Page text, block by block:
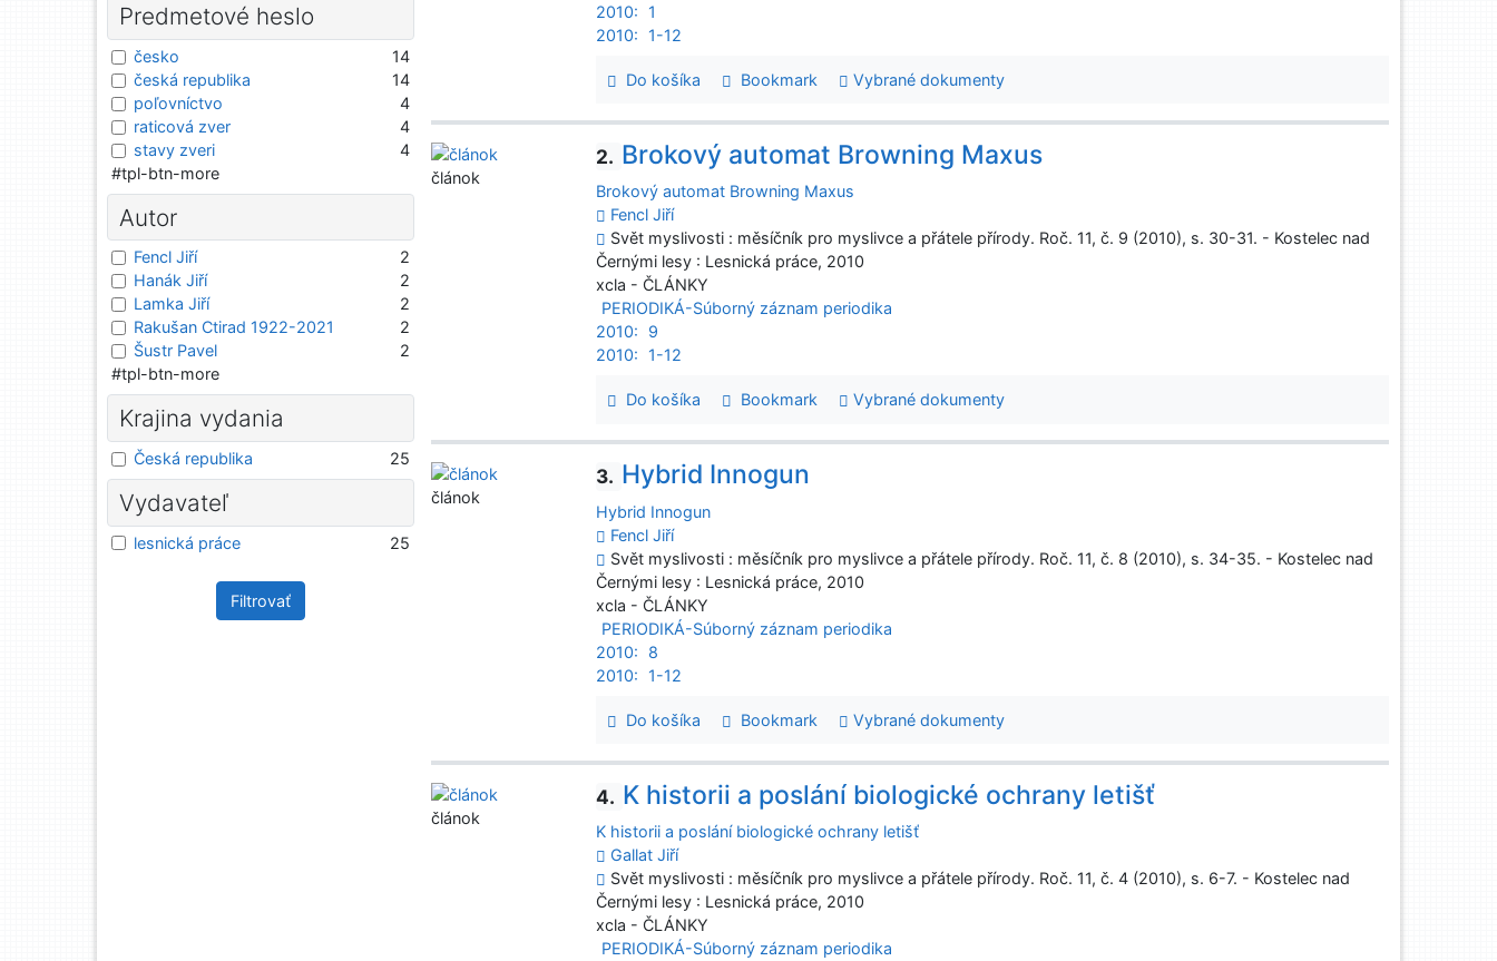
2010:
1
2010:
1-12
Do košíka Bookmark Vybrané dokumenty
2. Brokový automat Browning Maxus
Brokový automat Browning Maxus
Fencl Jiří
Svět myslivosti : měsíčník pro myslivce a přátele přírody. Roč. 11, č. 9 (2010), s. 30-31. - Kostelec nad
Černými lesy : Lesnická práce, 2010
xcla - ČLÁNKY
PERIODIKÁ-Súborný záznam periodika
2010:
9
2010:
1-12
Do košíka Bookmark Vybrané dokumenty
článok
3. Hybrid Innogun
Hybrid Innogun
Fencl Jiří
Svět myslivosti : měsíčník pro myslivce a přátele přírody. Roč. 11, č. 8 (2010), s. 34-35. - Kostelec nad
Černými lesy : Lesnická práce, 2010
xcla - ČLÁNKY
PERIODIKÁ-Súborný záznam periodika
2010:
8
2010:
1-12
Do košíka Bookmark Vybrané dokumenty
článok
4. K historii a poslání biologické ochrany letišť
K historii a poslání biologické ochrany letišť
Gallat Jiří
Svět myslivosti : měsíčník pro myslivce a přátele přírody. Roč. 11, č. 4 (2010), s. 6-7. - Kostelec nad
Černými lesy : Lesnická práce, 2010
xcla - ČLÁNKY
PERIODIKÁ-Súborný záznam periodika
článok
Predmetové heslo
česko
14
česká republika
14
poľovníctvo
4
raticová zver
4
stavy zveri
4
#tpl-btn-more
Autor
Fencl Jiří
2
Hanák Jiří
2
Lamka Jiří
2
Rakušan Ctirad 1922-2021
2
Šustr Pavel
2
#tpl-btn-more
Krajina vydania
Česká republika 25
Vydavateľ
lesnická práce 25
Filtrovať